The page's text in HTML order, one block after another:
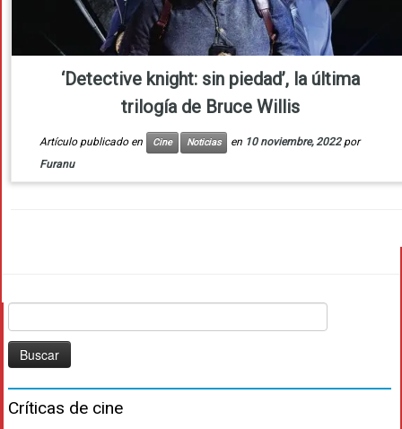
‘Detective knight: sin piedad’, la última
trilogía de Bruce Willis
Artículo publicado en Cine Noticias en 10 noviembre, 2022 por
Furanu
Críticas de cine